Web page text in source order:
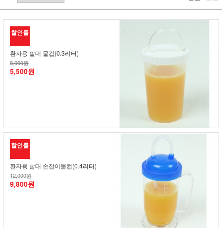
할인률
환자용 빨대 물컵(0.3리터)
8,000원
5,500원
할인률
환자용 빨대 손잡이물컵(0.4리터)
12,000원
9,800원